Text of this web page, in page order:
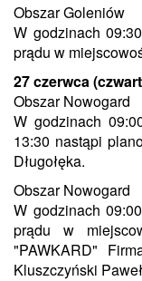
Obszar Goleniów
W godzinach
prądu w
27 czerwca
Obszar Nowogard
W godzinach
13:30 nastąpi
Długołęka.
Obszar Nowogard
W godzinach
prądu w
"PAWKARD"
Kluszczyński